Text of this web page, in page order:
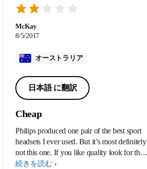
McKay
8/5/2017
オーストラリア
日本語 に翻訳
Cheap
Philips produced one pair of the best sport
headsets I ever used. But it’s most definitely
not this one. If you like quality look for the
“ActionFit SHQ3205/10” or one of his
続きを読む